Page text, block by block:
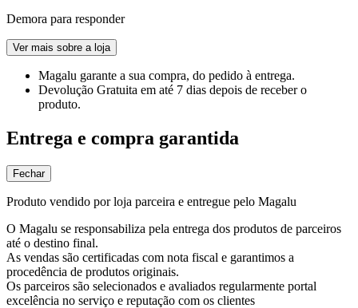
Demora para responder
Ver mais sobre a loja
Magalu garante a sua compra, do pedido à entrega.
Devolução Gratuita em até 7 dias depois de receber o
produto.
Entrega e compra garantida
Fechar
Produto vendido por loja parceira e entregue pelo Magalu
O Magalu se responsabiliza pela entrega dos produtos de parceiros
até o destino final.
As vendas são certificadas com nota fiscal e garantimos a
procedência de produtos originais.
Os parceiros são selecionados e avaliados regularmente portal
excelência no serviço e reputação com os clientes